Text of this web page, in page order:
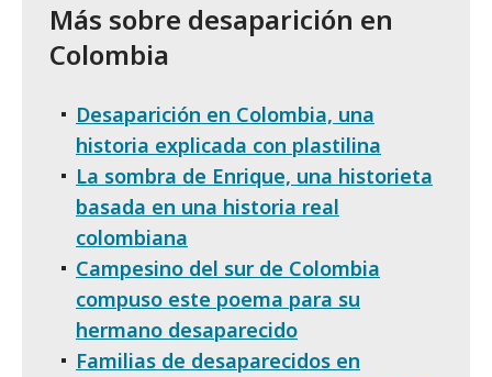
Más sobre desaparición en
Colombia
Desaparición en Colombia, una
historia explicada con plastilina
La sombra de Enrique, una historieta
basada en una historia real
colombiana
Campesino del sur de Colombia
compuso este poema para su
hermano desaparecido
Familias de desaparecidos en